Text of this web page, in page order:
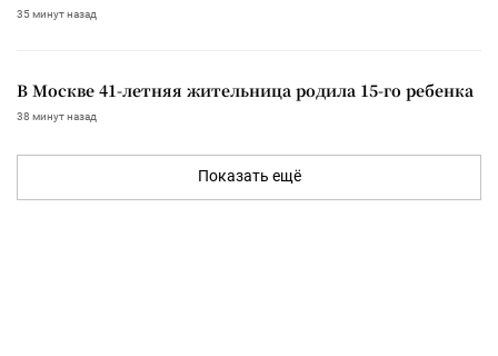
35 минут назад
В Москве 41-летняя жительница родила 15-го ребенка
38 минут назад
Показать ещё